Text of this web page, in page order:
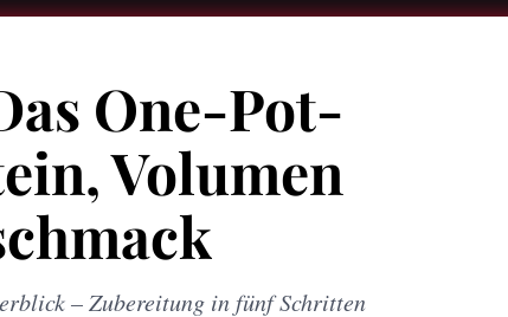
One-Pot-
Volumen
– Zubereitung in fünf Schritten